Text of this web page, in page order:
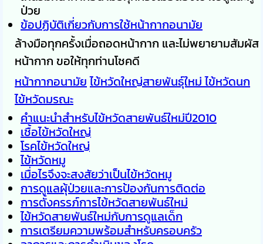
ป่วย
ข้อปฏิบัติเกี่ยวกับการใช้หน้ากากอนามัย
ล้างมือทุกครั้งเมื่อถอดหน้ากาก และไม่พยายามสัมผัส
หน้ากาก ขอให้ทุกท่านโชคดี
หน้ากากอนามัย ไข้หวัดใหญ่สายพันธุ์ใหม่ไข้หวัดนก
ไข้หวัดมรณะ
คำแนะนำสำหรับไข้หวัดสายพันธ์ใหม่ปี2010
เชื้อไข้หวัดใหญ่
โรคไข้หวัดใหญ่
ไข้หวัดหมู
เมื่อไรจึงจะสงสัยว่าเป็นไข้หวัดหมู
การดูแลผุ้ป่วยและการป้องกันการติดต่อ
การตั้งครรภ์การไข้หวัดสายพันธ์ใหม่
ไข้หวัดสายพันธ์ใหม่กับการดูแลเด็ก
การเตรียมความพร้อมสำหรับครอบครัว